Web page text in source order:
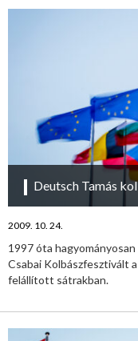
Deutsch Tamás
2009. 10. 24.
1997 óta
Csabai Kolbászfesztivált
felállított sátrakban.